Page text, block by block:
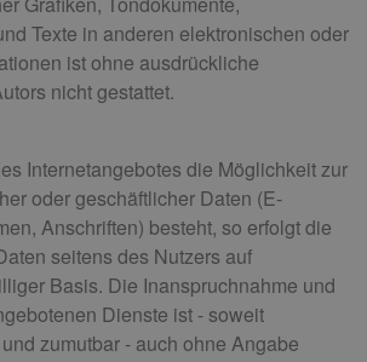
Texte in anderen elektronischen oder
ist ohne ausdrückliche
nicht gestattet.
Internetangebotes die Möglichkeit zur
oder geschäftlicher Daten (E-
Anschriften) besteht, so erfolgt die
seitens des Nutzers auf
Basis. Die Inanspruchnahme und
Dienste ist - soweit
zumutbar - auch ohne Angabe